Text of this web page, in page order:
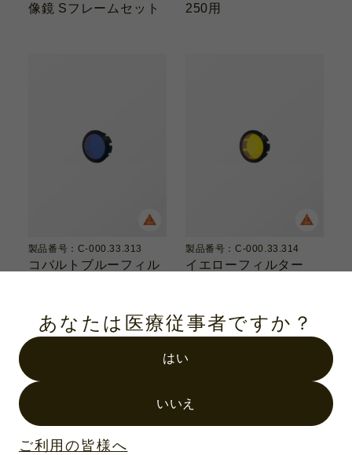
あなたは医療従事者ですか？
はい
いいえ
ご利用の皆様へ
像鏡 Sフレームセット
250用
製品番号：C-000.33.313
コバルトブルーフィル
製品番号：C-000.33.314
イエローフィルター